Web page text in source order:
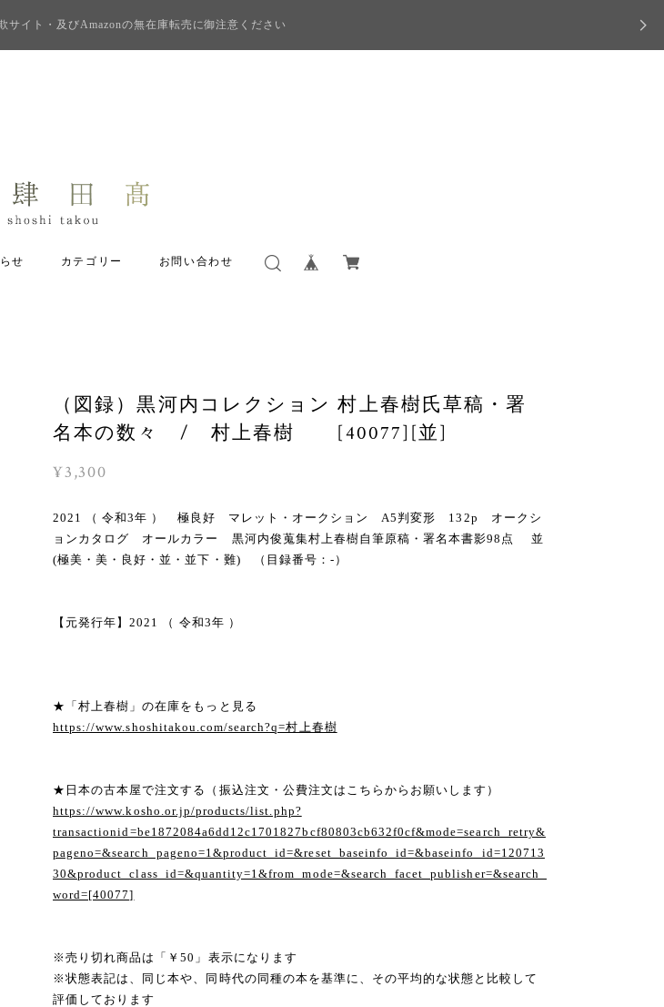
サイト・及びAmazonの無在庫転売に御注意ください
せ カテゴリー お問い合わせ
（図録）黒河内コレクション 村上春樹氏草稿・署
名本の数々 / 村上春樹 [40077][並]
¥3,300
2021 （ 令和3年 ） 極良好 マレット・オークション A5判変形 132p オークシ
ョンカタログ オールカラー 黒河内俊蒐集村上春樹自筆原稿・署名本書影98点 並
(極美・美・良好・並・並下・難) （目録番号：-）
【元発行年】2021 （ 令和3年 ）
★「村上春樹」の在庫をもっと見る
https://www.shoshitakou.com/search?q=村上春樹
★日本の古本屋で注文する（振込注文・公費注文はこちらからお願いします）
https://www.kosho.or.jp/products/list.php?
transactionid=be1872084a6dd12c1701827bcf80803cb632f0cf&mode=search_retry&
pageno=&search_pageno=1&product_id=&reset_baseinfo_id=&baseinfo_id=120713
30&product_class_id=&quantity=1&from_mode=&search_facet_publisher=&search_
word=[40077]
※売り切れ商品は「￥50」表示になります
※状態表記は、同じ本や、同時代の同種の本を基準に、その平均的な状態と比較して
評価しております